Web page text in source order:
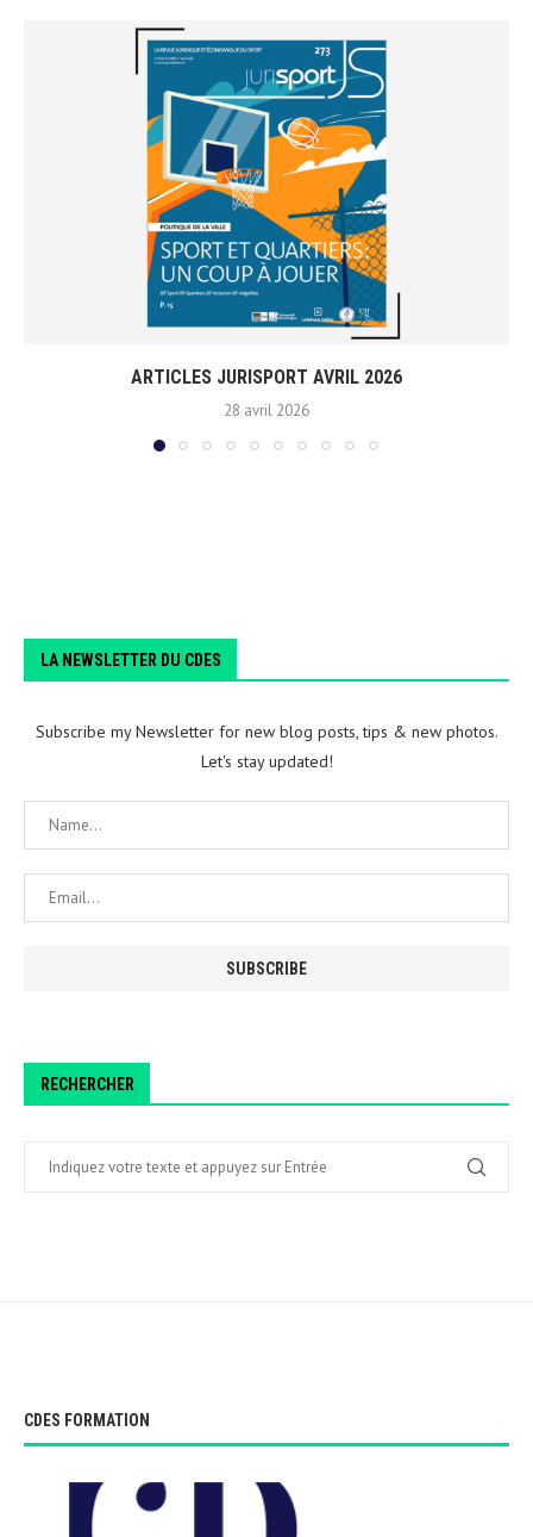
ARTICLES JURISPORT AVRIL 2026
28 avril 2026
LA NEWSLETTER DU CDES
Subscribe my Newsletter for new blog posts, tips & new photos.
Let's stay updated!
RECHERCHER
CDES FORMATION